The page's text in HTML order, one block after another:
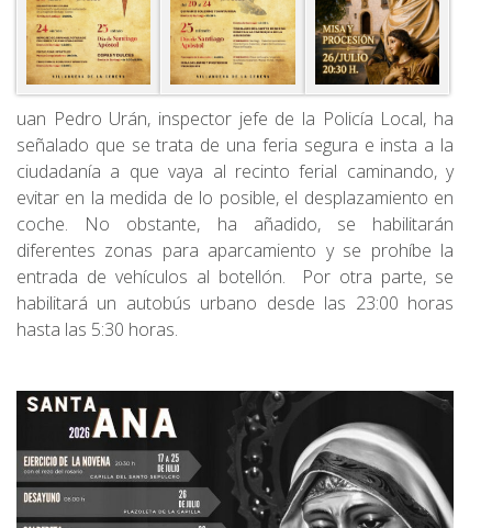
uan Pedro Urán, inspector jefe de la Policía Local, ha
señalado que se trata de una feria segura e insta a la
ciudadanía a que vaya al recinto ferial caminando, y
evitar en la medida de lo posible, el desplazamiento en
coche. No obstante, ha añadido, se habilitarán
diferentes zonas para aparcamiento y se prohíbe la
entrada de vehículos al botellón. Por otra parte, se
habilitará un autobús urbano desde las 23:00 horas
hasta las 5:30 horas.